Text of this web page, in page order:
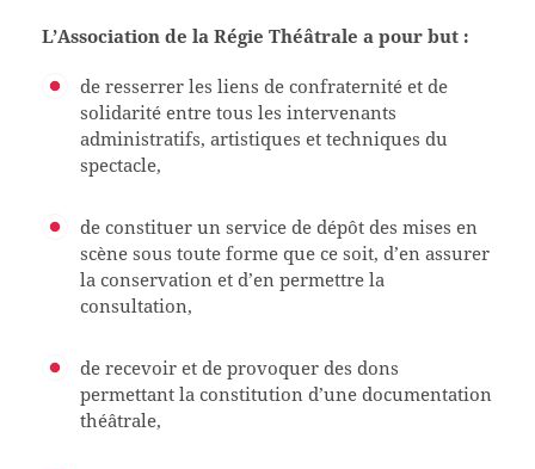
L’Association de la Régie Théâtrale a pour but :
de resserrer les liens de confraternité et de
solidarité entre tous les intervenants
administratifs, artistiques et techniques du
spectacle,
de constituer un service de dépôt des mises en
scène sous toute forme que ce soit, d’en assurer
la conservation et d’en permettre la
consultation,
de recevoir et de provoquer des dons
permettant la constitution d’une documentation
théâtrale,